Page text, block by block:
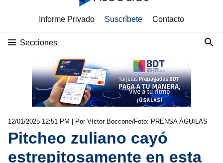
Informe Privado Suscríbete Contacto
Secciones
12/01/2025 12:51 PM | Por Víctor Boccone/Foto: PRENSA ÁGUILAS
Pitcheo zuliano cayó
estrepitosamente en esta